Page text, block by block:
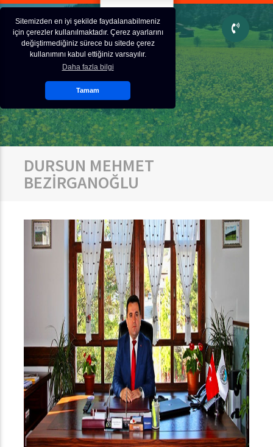
Sitemizden en iyi şekilde faydalanabilmeniz
için çerezler kullanılmaktadır. Çerez ayarlarını
değiştirmediğiniz sürece bu sitede çerez
kullanımını kabul ettiğiniz varsayılır.
Daha fazla bilgi
Tamam
DURSUN MEHMET
BEZİRGANOĞLU